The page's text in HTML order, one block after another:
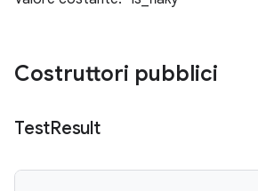
Costruttori pubblici
TestResult